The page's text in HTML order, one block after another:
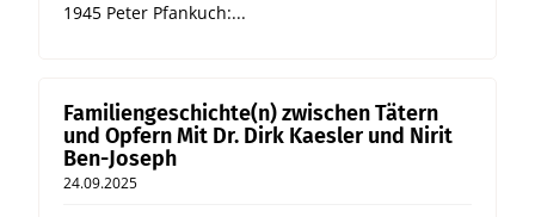
1945 Peter Pfankuch:...
Familiengeschichte(n) zwischen Tätern
und Opfern Mit Dr. Dirk Kaesler und Nirit
Ben-Joseph
24.09.2025